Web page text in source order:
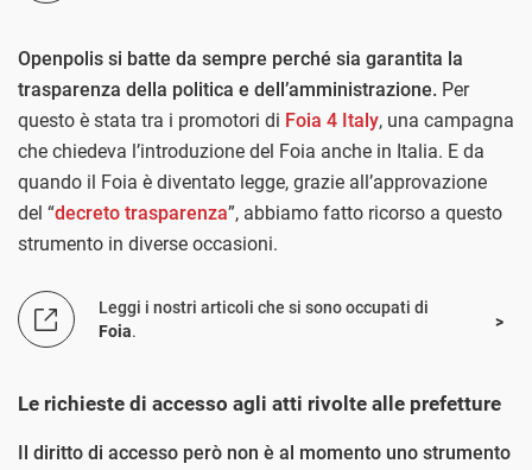
Openpolis si batte da sempre perché sia garantita la
trasparenza della politica e dell’amministrazione. Per
questo è stata tra i promotori di Foia 4 Italy, una campagna
che chiedeva l’introduzione del Foia anche in Italia. E da
quando il Foia è diventato legge, grazie all’approvazione
del “decreto trasparenza”, abbiamo fatto ricorso a questo
strumento in diverse occasioni.
Leggi i nostri articoli che si sono occupati di
Foia.
Le richieste di accesso agli atti rivolte alle prefetture
Il diritto di accesso però non è al momento uno strumento